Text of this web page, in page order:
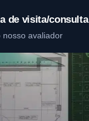
de visita/consulta
nosso avaliador